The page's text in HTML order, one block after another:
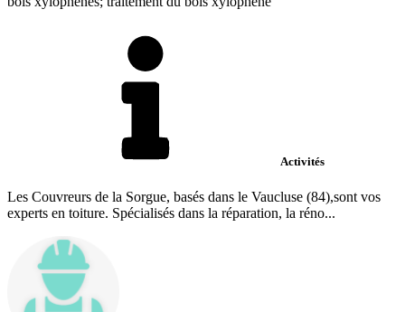
Activités
Les Couvreurs de la Sorgue, basés dans le Vaucluse (84),sont vos
experts en toiture. Spécialisés dans la réparation, la réno...